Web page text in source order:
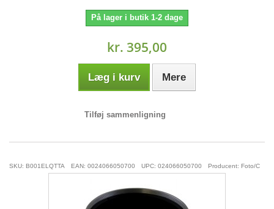
På lager i butik 1-2 dage
kr. 395,00
Læg i kurv Mere
Tilføj sammenligning
SKU: B001ELQTTA EAN: 0024066050700 UPC: 024066050700 Producent: Foto/C